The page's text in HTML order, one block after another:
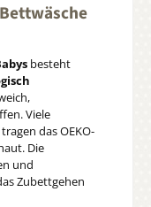
besteht
Viele
das OEKO-
Die
und
Zubettgehen